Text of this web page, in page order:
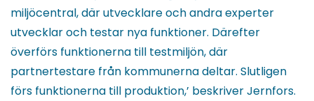
miljöcentral, där utvecklare och andra experter
utvecklar och testar nya funktioner. Därefter
överförs funktionerna till testmiljön, där
partnertestare från kommunerna deltar. Slutligen
förs funktionerna till produktion,’ beskriver Jernfors.